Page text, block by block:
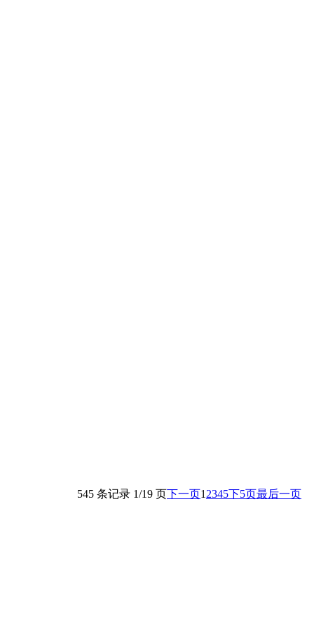
545 条记录 1/19 页下一页1 2345下5页最后一页